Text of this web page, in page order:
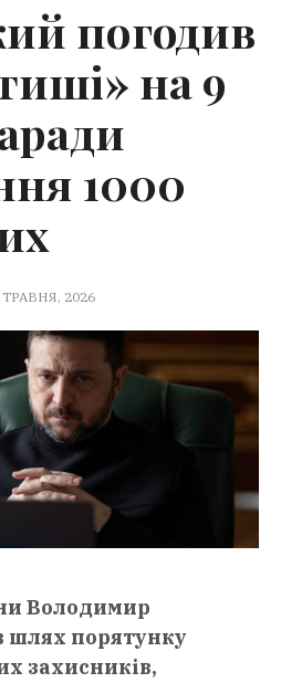
погодив
на 9
1000
ТРАВНЯ, 2026
Володимир
шлях порятунку
захисників,